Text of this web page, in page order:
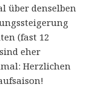
über denselben
(fast 12
eher
Herzlichen